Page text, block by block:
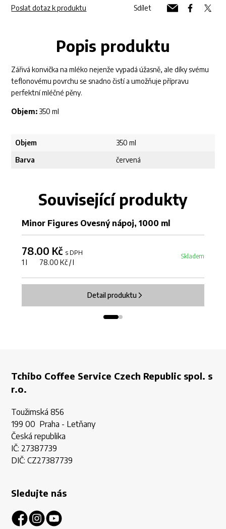
Poslat dotaz k produktu Sdílet
Popis produktu
Zářivá konvička na mléko nejenže vypadá úžasně, ale díky svému
teflonovému povrchu se snadno čistí a umožňuje přípravu
perfektní mléčné pěny.
Objem: 350 ml
Objem
350 ml
Barva
červená
Související produkty
Minor Figures Ovesný nápoj, 1000 ml
78.00 Kč s DPH
1 l 78.00 Kč / l
Skladem
Detail produktu
Tchibo Coffee Service Czech Republic spol. s
r.o.
Toužimská 856
199 00 Praha - Letňany
Česká republika
IČ: 27387739
DIČ: CZ27387739
Sledujte nás